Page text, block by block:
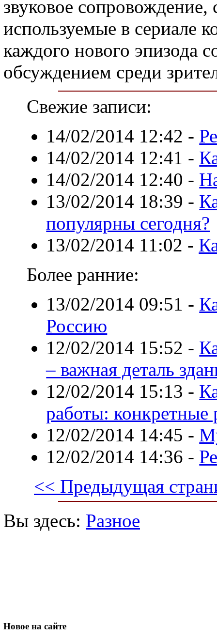
звуковое
используемые в сериале
каждого нового эпизода
обсуждением среди
Свежие записи:
14/02/2014 12:42 -
14/02/2014 12:41 -
14/02/2014 12:40 -
13/02/2014 18:39 -
популярны сегодня?
13/02/2014 11:02 -
Более ранние:
13/02/2014 09:51 -
Россию
12/02/2014 15:52 -
– важная деталь
12/02/2014 15:13 -
работы: конкретные
12/02/2014 14:45 -
12/02/2014 14:36 -
<< Предыдущая
Вы здесь: Разное
Новое на сайте